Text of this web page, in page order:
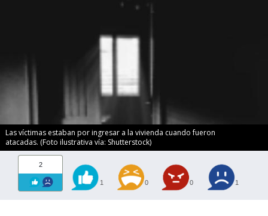
Las víctimas estaban por ingresar a la vivienda cuando fueron
atacadas. (Foto ilustrativa vía: Shutterstock)
2
1 0 0 1